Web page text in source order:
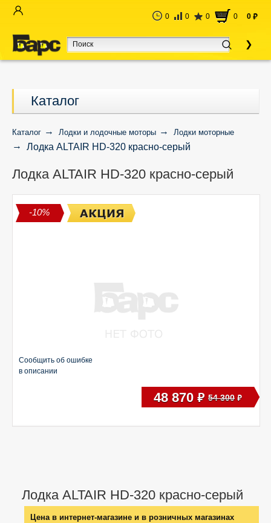
0 0 0 0 0 руб
Каталог
Каталог Лодки и лодочные моторы Лодки моторные
Лодка ALTAIR HD-320 красно-серый
Лодка ALTAIR HD-320 красно-серый
-10%
Лодка ALTAIR HD-320 красно-серый
Цена в интернет-магазине и в розничных магазинах
Сообщить об ошибке
в описании
48 870 руб 54 300 руб